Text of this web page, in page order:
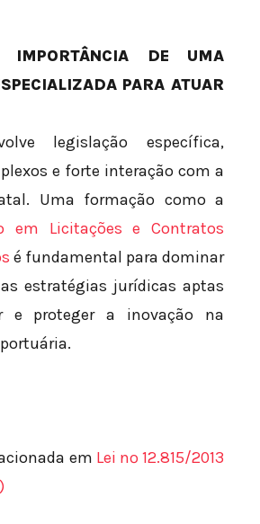
DE UMA
PARA ATUAR
legislação específica,
e forte interação com a
Uma formação como a
em Licitações e Contratos
é fundamental para dominar
estratégias jurídicas aptas
e proteger a inovação na
em Lei nº 12.815/2013